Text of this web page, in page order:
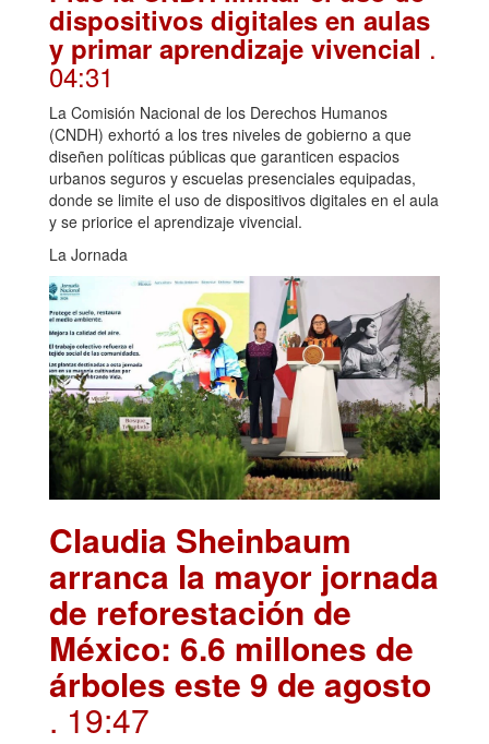
dispositivos digitales en aulas
y primar aprendizaje vivencial .
04:31
La Comisión Nacional de los Derechos Humanos
(CNDH) exhortó a los tres niveles de gobierno a que
diseñen políticas públicas que garanticen espacios
urbanos seguros y escuelas presenciales equipadas,
donde se limite el uso de dispositivos digitales en el aula
y se priorice el aprendizaje vivencial.
La Jornada
Claudia Sheinbaum
arranca la mayor jornada
de reforestación de
México: 6.6 millones de
árboles este 9 de agosto
. 19:47